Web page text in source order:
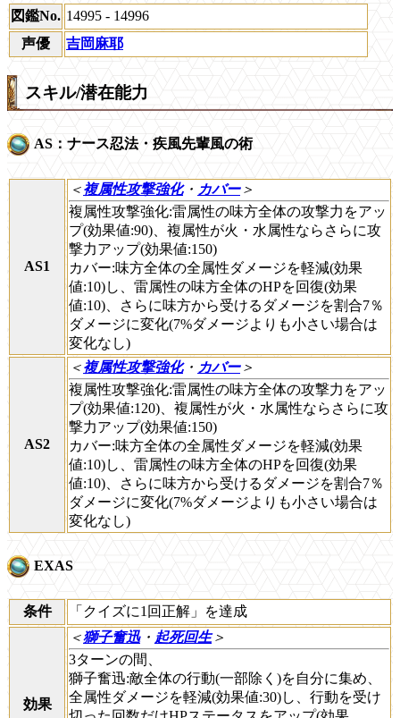
図鑑No. 14995 - 14996
声優
吉岡麻耶
スキル/潜在能力
AS：ナース忍法・疾風先輩風の術
AS1
＜複属性攻撃強化・ カバー＞
複属性攻撃強化:雷属性の味方全体の攻撃力をアッ
プ(効果値:90)、複属性が火・水属性ならさらに攻
撃力アップ(効果値:150)
カバー:味方全体の全属性ダメージを軽減(効果
値:10)し、雷属性の味方全体のHPを回復(効果
値:10)、さらに味方から受けるダメージを割合7％
ダメージに変化(7%ダメージよりも小さい場合は
変化なし)
AS2
＜複属性攻撃強化・ カバー＞
複属性攻撃強化:雷属性の味方全体の攻撃力をアッ
プ(効果値:120)、複属性が火・水属性ならさらに攻
撃力アップ(効果値:150)
カバー:味方全体の全属性ダメージを軽減(効果
値:10)し、雷属性の味方全体のHPを回復(効果
値:10)、さらに味方から受けるダメージを割合7％
ダメージに変化(7%ダメージよりも小さい場合は
変化なし)
EXAS
条件 「クイズに1回正解」を達成
効果
＜獅子奮迅・ 起死回生＞
3ターンの間、
獅子奮迅:敵全体の行動(一部除く)を自分に集め、
全属性ダメージを軽減(効果値:30)し、行動を受け